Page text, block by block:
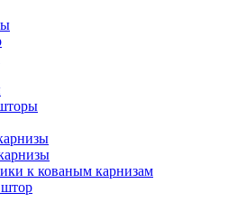
к кованым карнизам